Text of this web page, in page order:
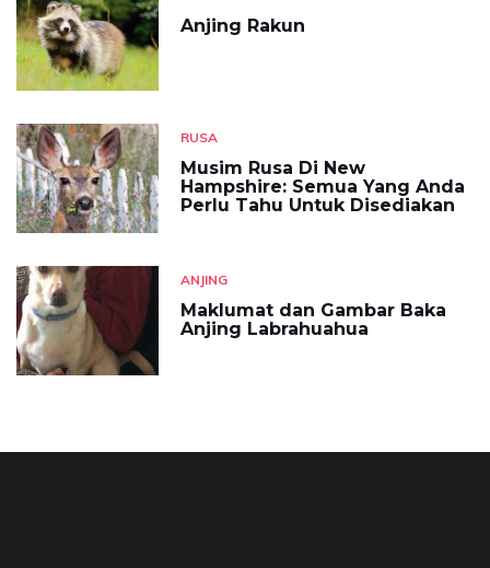
Anjing Rakun
RUSA
Musim Rusa Di New
Hampshire: Semua Yang Anda
Perlu Tahu Untuk Disediakan
ANJING
Maklumat dan Gambar Baka
Anjing Labrahuahua